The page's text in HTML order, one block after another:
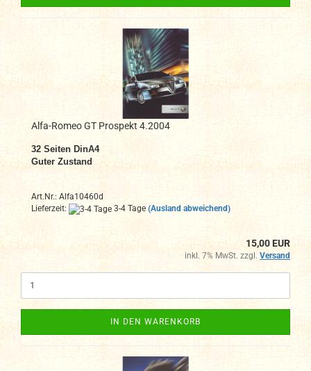
Alfa-Romeo GT Prospekt 4.2004
32 Seiten DinA4
Guter Zustand
Art.Nr.: Alfa10460d
Lieferzeit:
3-4 Tage (Ausland abweichend)
15,00 EUR
inkl. 7% MwSt. zzgl. Versand
IN DEN WARENKORB